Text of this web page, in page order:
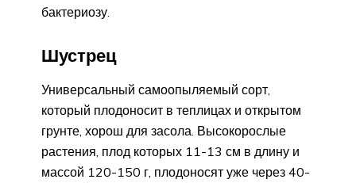
бактериозу.
Шустрец
Универсальный самоопыляемый сорт,
который плодоносит в теплицах и открытом
грунте, хорош для засола. Высокорослые
растения, плод которых 11-13 см в длину и
массой 120-150 г, плодоносят уже через 40-